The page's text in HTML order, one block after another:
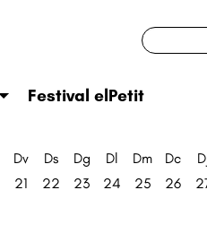
Festival elPetit
Dv
21
Ds
22
Dg
23
Dl
24
Dm
25
Dc
26